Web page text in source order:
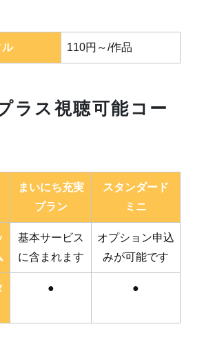
ル 110円～/作品
ラス視聴可能コー
まいにち充実
プラン
スタンダード
ミニ
基本サービス
に含まれます
オプション申込
みが可能です
● ●